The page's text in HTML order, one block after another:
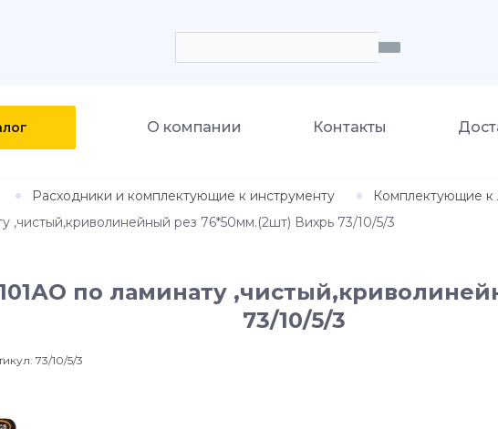
О компании Контакты
Расходники и комплектующие к инструменту
Комплектующие к
,чистый,криволинейный рез 76*50мм.(2шт) Вихрь 73/10/5/3
по ламинату
73/10/5/3
73/10/5/3